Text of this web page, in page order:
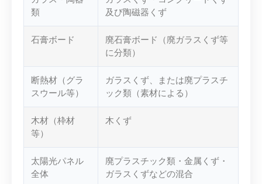
類
及び陶磁器くず
石膏ボード
廃石膏ボード（廃ガラスくず等
に分類）
断熱材（グラ
スウール等）
ガラスくず、または廃プラスチ
ック類（素材による）
木材（枠材
等）
木くず
太陽光パネル
全体
廃プラスチック類・金属くず・
ガラスくずなどの混合